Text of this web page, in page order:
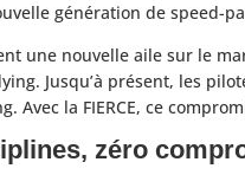
génération de speed-
une nouvelle aile sur le
Jusqu’à présent, les
Avec la FIERCE, ce
zéro